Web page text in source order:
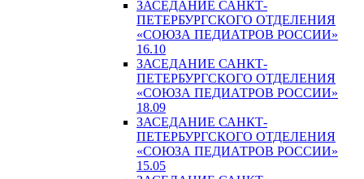
ЗАСЕДАНИЕ САНКТ-
ПЕТЕРБУРГСКОГО ОТДЕЛЕНИЯ
«СОЮЗА ПЕДИАТРОВ РОССИИ»
16.10
ЗАСЕДАНИЕ САНКТ-
ПЕТЕРБУРГСКОГО ОТДЕЛЕНИЯ
«СОЮЗА ПЕДИАТРОВ РОССИИ»
18.09
ЗАСЕДАНИЕ САНКТ-
ПЕТЕРБУРГСКОГО ОТДЕЛЕНИЯ
«СОЮЗА ПЕДИАТРОВ РОССИИ»
15.05